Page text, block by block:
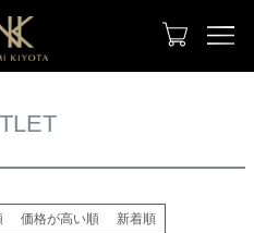
価格が高い順 新着順